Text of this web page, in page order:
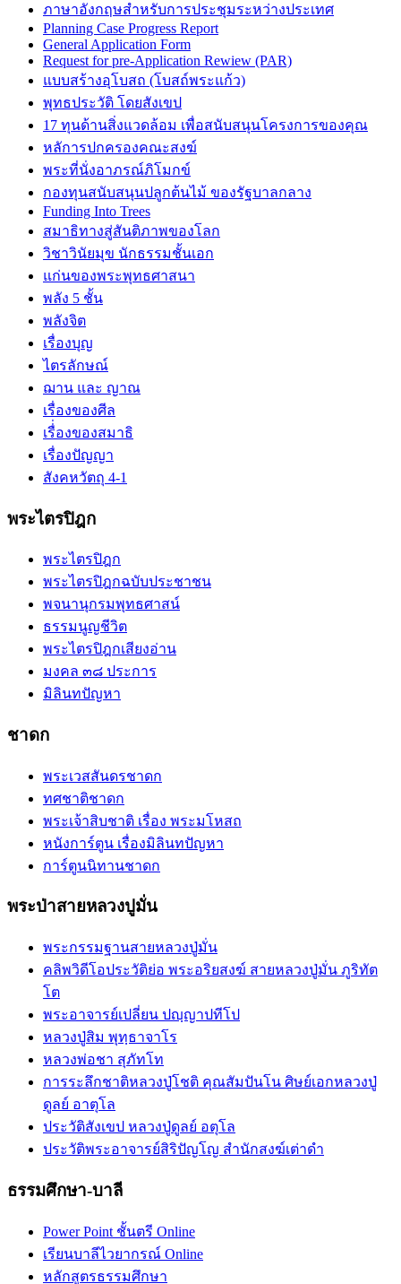
ภาษาอังกฤษสำหรับการประชุมระหว่างประเทศ
Planning Case Progress Report
General Application Form
Request for pre-Application Rewiew (PAR)
แบบสร้างอุโบสถ (โบสถ์พระแก้ว)
พุทธประวัติ โดยสังเขป
17 ทุนด้านสิ่งแวดล้อม เพื่อสนับสนุนโครงการของคุณ
หลัการปกครองคณะสงฆ์
พระที่นั่งอาภรณ์ภิโมกข์
กองทุนสนับสนุนปลูกต้นไม้ ของรัฐบาลกลาง
Funding Into Trees
สมาธิทางสู่สันติภาพของโลก
วิชาวินัยมุข นักธรรมชั้นเอก
แก่นของพระพุทธศาสนา
พลัง 5 ชั้น
พลังจิต
เรื่องบุญ
ไตรลักษณ์
ฌาน และ ญาณ
เรื่องของศีล
เรื่่องของสมาธิ
เรื่องปัญญา
สังคหวัตถุ 4-1
พระไตรปิฎก
พระไตรปิฎก
พระไตรปิฎกฉบับประชาชน
พจนานุกรมพุทธศาสน์
ธรรมนูญชีวิต
พระไตรปิฎกเสียงอ่าน
มงคล ๓๘ ประการ
มิลินทปัญหา
ชาดก
พระเวสสันดรชาดก
ทศชาติชาดก
พระเจ้าสิบชาติ เรื่อง พระมโหสถ
หนังการ์ตูน เรื่องมิลินทปัญหา
การ์ตูนนิทานชาดก
พระป่าสายหลวงปูมั่น
พระกรรมฐานสายหลวงปู่มั่น
คลิพวิดีโอประวัติย่อ พระอริยสงฆ์ สายหลวงปู่มั่น ภูริทัต
โต
พระอาจารย์เปลี่ยน ปญฺญาปทีโป
หลวงปู่สิม พุทฺธาจาโร
หลวงพ่อชา สุภัทโท
การระลึกชาติหลวงปู่โชติ คุณสัมปันโน ศิษย์เอกหลวงปู่
ดูลย์ อาตุโล
ประวัติสังเขป หลวงปู่ดูลย์ อตุโล
ประวัติ​พระ​อาจารย์​สิริ​ปัญโญ​ สำนัก​สงฆ์​เต่าดำ​
ธรรมศึกษา-บาลี
Power Point ชั้นตรี Online
เรียนบาลีไวยากรณ์ Online
หลักสูตรธรรมศึกษา